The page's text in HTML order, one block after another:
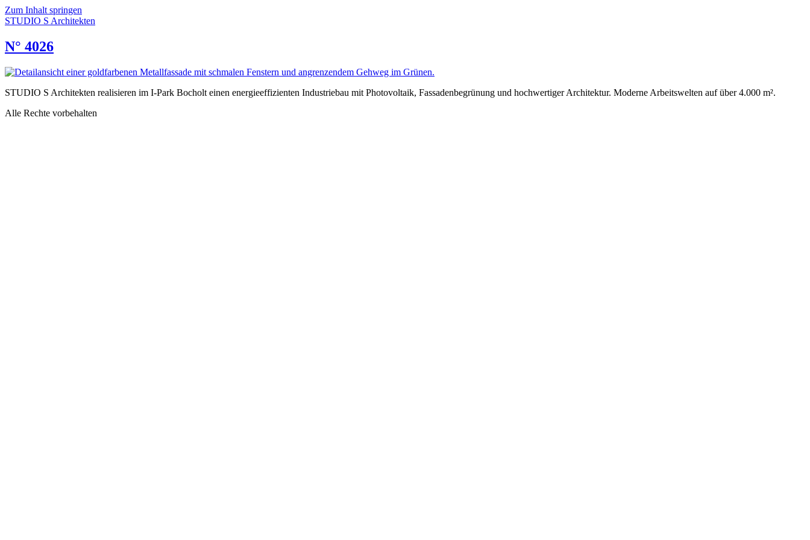
Zum Inhalt springen
STUDIO S Architekten
N° 4026
STUDIO S Archi­tek­ten rea­li­sie­ren im I‑Park Bocholt einen ener­gie­ef­fi­zi­en­ten Indus­trie­bau mit Pho­to­vol­ta­ik, Fas­sa­den­be­grü­nung und hoch­wer­ti­ger Archi­tek­tur. Moder­ne Arbeits­wel­ten auf über 4.000 m².
Alle Rechte vorbehalten